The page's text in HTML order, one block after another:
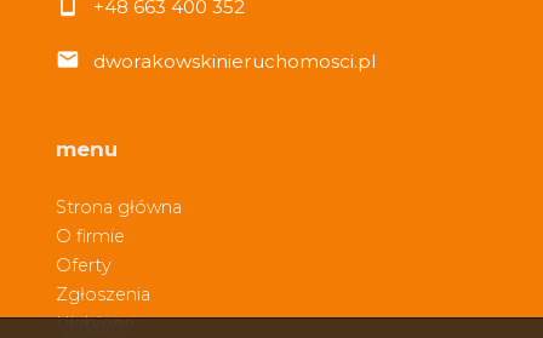
+48 663 400 352
dworakowskinieruchomosci.pl
menu
Strona główna
O firmie
Oferty
Zgłoszenia
Ulubione